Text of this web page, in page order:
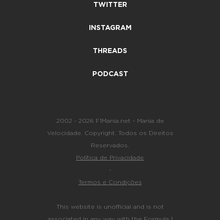
TWITTER
INSTAGRAM
THREADS
PODCAST
2002 - 2026 F1Mania.net - Mania de
Velocidade. Copyright. Todos os Direitos
Reservados.
Política de Privacidade
-
Termos e Condições
This website is unofficial and is not